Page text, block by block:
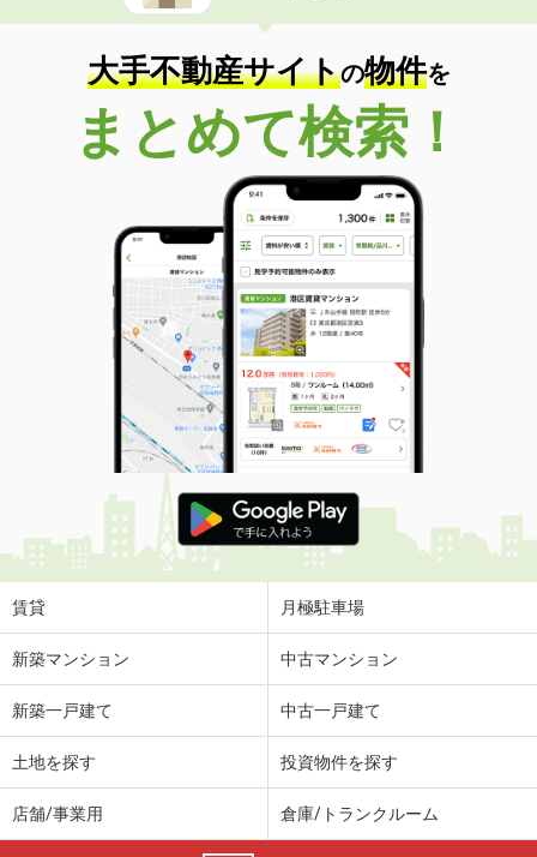
大手不動産サイトの物件を
まとめて検索！
賃貸 月極駐車場
新築マンション 中古マンション
新築一戸建て 中古一戸建て
土地を探す 投資物件を探す
店舗/事業用 倉庫/トランクルーム